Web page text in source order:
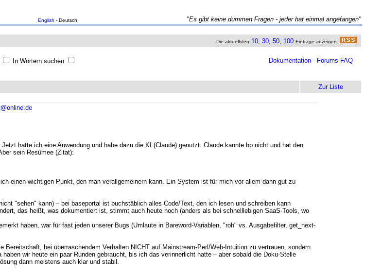
English - Deutsch "Es gibt keine dummen Fragen - jeder hat einmal angefangen"
Die aktuellsten 10, 30, 50, 100 Einträge anzeigen.
In Wörtern suchen Dokumentation - Forums-FAQ
Zur Liste
hatte ich eine Anwendung und habe dazu die KI (Claude) genutzt. Claude kannte bp nicht und hat den
sein Resümee (Zitat):
einen wichtigen Punkt, den man verallgemeinern kann. Ein System ist für mich vor allem dann gut zu
"sehen" kann) – bei baseportal ist buchstäblich alles Code/Text, den ich lesen und schreiben kann
das heißt, was dokumentiert ist, stimmt auch heute noch (anders als bei schnelllebigen SaaS-Tools, wo
haben, war für fast jeden unserer Bugs (Umlaute in Bareword-Variablen, "roh" vs. Ausgabefilter, get_next-
bei überraschendem Verhalten NICHT auf Mainstream-Perl/Web-Intuition zu vertrauen, sondern
wir heute ein paar Runden gebraucht, bis ich das verinnerlicht hatte – aber sobald die Doku-Stelle
dann meistens auch klar und stabil.